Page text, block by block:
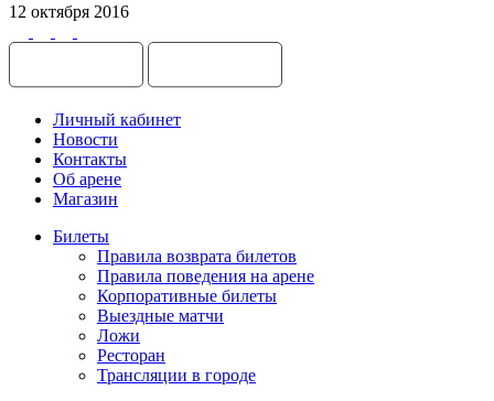
12 октября 2016
Личный кабинет
Новости
Контакты
Об арене
Магазин
Билеты
Правила возврата билетов
Правила поведения на арене
Корпоративные билеты
Выездные матчи
Ложи
Ресторан
Трансляции в городе